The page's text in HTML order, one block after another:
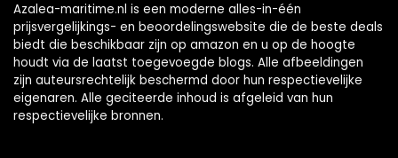
Azalea-maritime.nl is een moderne alles-in-één
prijsvergelijkings- en beoordelingswebsite die de beste deals
biedt die beschikbaar zijn op amazon en u op de hoogte
houdt via de laatst toegevoegde blogs. Alle afbeeldingen
zijn auteursrechtelijk beschermd door hun respectievelijke
eigenaren. Alle geciteerde inhoud is afgeleid van hun
respectievelijke bronnen.